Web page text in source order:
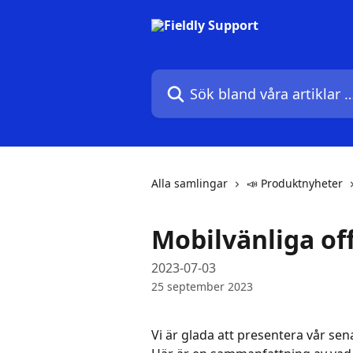
Sök bland våra artiklar …
Alla samlingar 📣 Produktnyheter
Mobilvänliga
2023-07-03
25 september 2023
Vi är glada att presentera vår